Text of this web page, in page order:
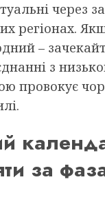
через
регіонах.
–
з
провокує
за